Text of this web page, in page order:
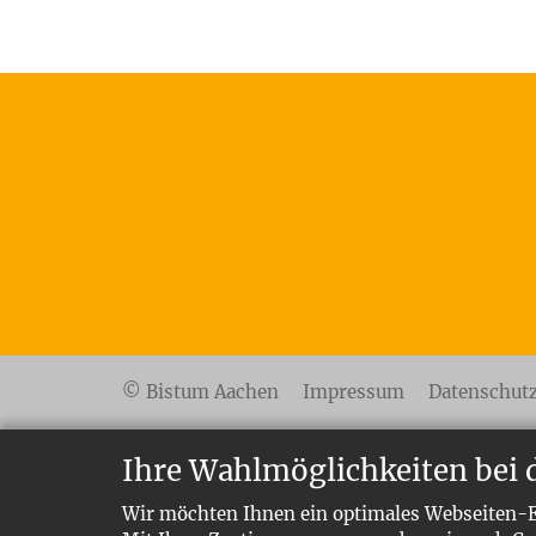
Ihre Wahlmöglichkeiten bei
Wir möchten Ihnen ein optimales Webseiten-
© Bistum Aachen Impressum